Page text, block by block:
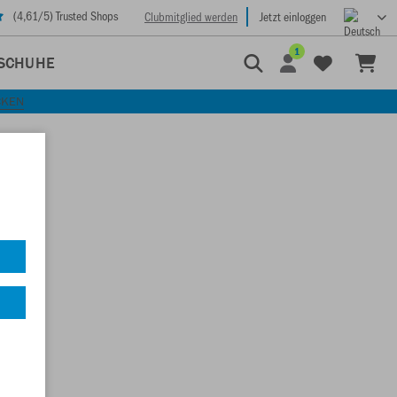
(4,61/5) Trusted Shops Clubmitglied werden Jetzt einloggen
1